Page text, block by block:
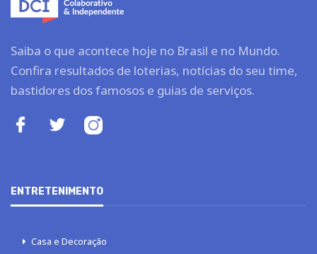
Saiba o que acontece hoje no Brasil e no Mundo.
Confira resultados de loterias, notícias do seu time,
bastidores dos famosos e guias de serviços.
ENTRETENIMENTO
Casa e Decoração